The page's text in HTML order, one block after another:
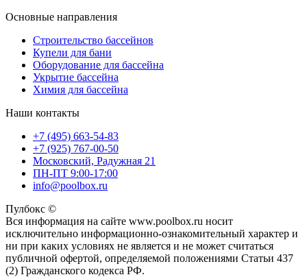
Основные направления
Строительство бассейнов
Купели для бани
Оборудование для бассейна
Укрытие бассейна
Химия для бассейна
Наши контакты
+7 (495) 663-54-83
+7 (925) 767-00-50
Московский, Радужная 21
ПН-ПТ 9:00-17:00
info@poolbox.ru
Пулбокс ©
Вся информация на сайте www.poolbox.ru носит
исключительно информационно-ознакомительный характер и
ни при каких условиях не является и не может считаться
публичной офертой, определяемой положениями Статьи 437
(2) Гражданского кодекса РФ.